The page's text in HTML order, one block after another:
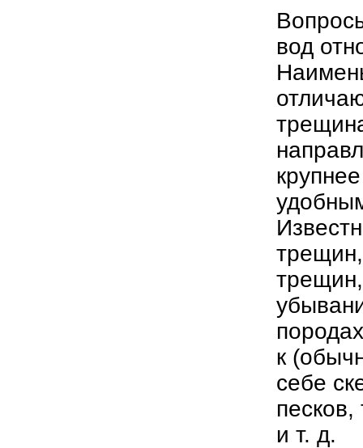
вод
трещин,
к
себе
и т. д.